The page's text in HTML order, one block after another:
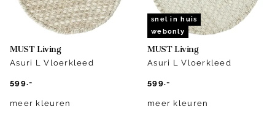
MUST Living
Asuri L Vloerkleed
599.-
meer kleuren
snel in huis
webonly
MUST Living
Asuri L Vloerkleed
599.-
meer kleuren